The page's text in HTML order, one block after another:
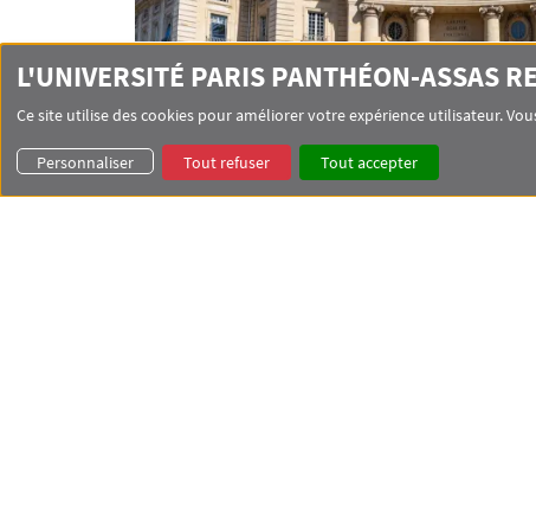
L'UNIVERSITÉ PARIS PANTHÉON-ASSAS
Ce site utilise des cookies pour améliorer votre expérience utilisateur.
Personnaliser Tout refuser Tout accepter